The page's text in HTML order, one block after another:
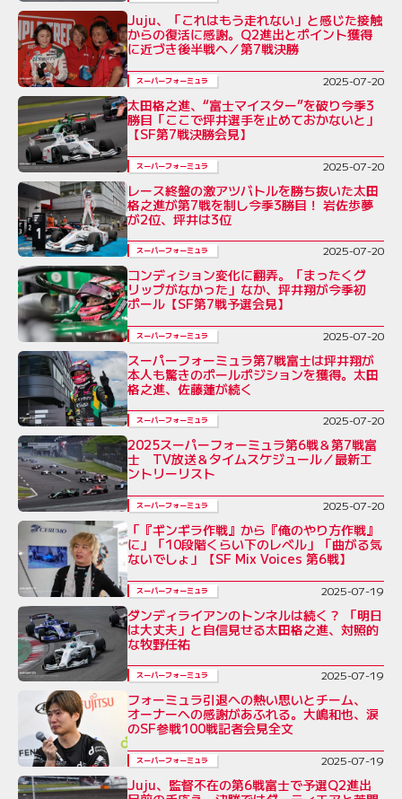
Juju、「これはもう走れない」と感じた接触
からの復活に感謝。Q2進出とポイント獲得
に近づき後半戦へ／第7戦決勝
スーパーフォーミュラ 2025-07-20
太田格之進、“富士マイスター”を破り今季3
勝目「ここで坪井選手を止めておかないと」
【SF第7戦決勝会見】
スーパーフォーミュラ 2025-07-20
レース終盤の激アツバトルを勝ち抜いた太田
格之進が第7戦を制し今季3勝目！ 岩佐歩夢
が2位、坪井は3位
スーパーフォーミュラ 2025-07-20
コンディション変化に翻弄。「まったくグ
リップがなかった」なか、坪井翔が今季初
ポール【SF第7戦予選会見】
スーパーフォーミュラ 2025-07-20
スーパーフォーミュラ第7戦富士は坪井翔が
本人も驚きのポールポジションを獲得。太田
格之進、佐藤蓮が続く
スーパーフォーミュラ 2025-07-20
2025スーパーフォーミュラ第6戦＆第7戦富
士 TV放送＆タイムスケジュール／最新エ
ントリーリスト
スーパーフォーミュラ 2025-07-20
「『ギンギラ作戦』から『俺のやり方作戦』
に」「10段階くらい下のレベル」「曲がる気
ないでしょ」【SF Mix Voices 第6戦】
スーパーフォーミュラ 2025-07-19
ダンディライアンのトンネルは続く？ 「明日
は大丈夫」と自信見せる太田格之進、対照的
な牧野任祐
スーパーフォーミュラ 2025-07-19
フォーミュラ引退への熱い思いとチーム、
オーナーへの感謝があふれる。大嶋和也、涙
のSF参戦100戦記者会見全文
スーパーフォーミュラ 2025-07-19
Juju、監督不在の第6戦富士で予選Q2進出